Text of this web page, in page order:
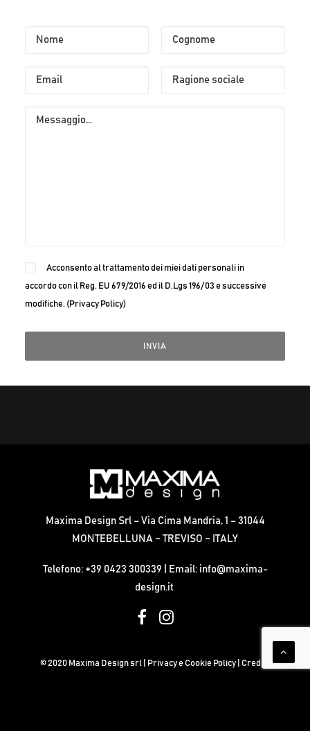
Acconsento al trattamento dei miei dati personali in
accordo con il Reg. EU 679/2016 ed il D.Lgs 196/03 e successive
modifiche. (Privacy Policy)
Maxima Design Srl – Via Cima Mandria, 1 – 31044
MONTEBELLUNA – TREVISO – ITALY
Telefono: +39 0423 300339 | Email: info@maxima-
design.it
© 2020 Maxima Design srl | Privacy e Cookie Policy | Credits